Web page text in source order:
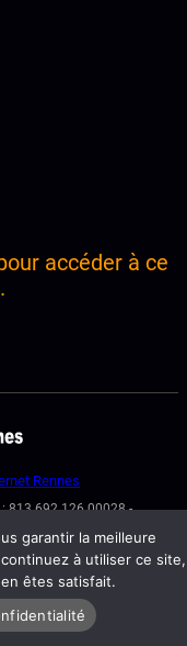
accéder à ce
Rennes
: 813 692 126 00028 -
garantir la meilleure
à utiliser ce site,
êtes satisfait.